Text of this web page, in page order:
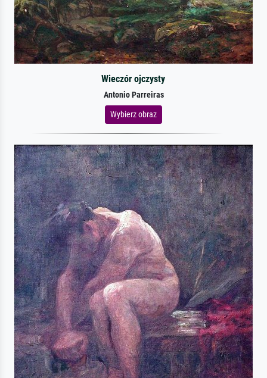
Wieczór ojczysty
Antonio Parreiras
Wybierz obraz